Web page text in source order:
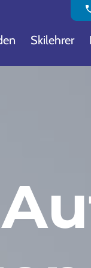
Skilehrer